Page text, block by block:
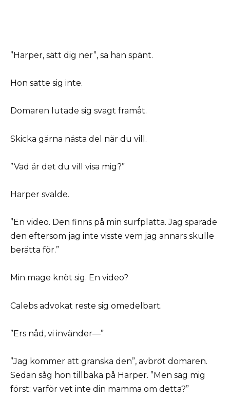
”Harper, sätt dig ner”, sa han spänt.
Hon satte sig inte.
Domaren lutade sig svagt framåt.
Skicka gärna nästa del när du vill.
”Vad är det du vill visa mig?”
Harper svalde.
”En video. Den finns på min surfplatta. Jag sparade
den eftersom jag inte visste vem jag annars skulle
berätta för.”
Min mage knöt sig. En video?
Calebs advokat reste sig omedelbart.
”Ers nåd, vi invänder—”
”Jag kommer att granska den”, avbröt domaren.
Sedan såg hon tillbaka på Harper. ”Men säg mig
först: varför vet inte din mamma om detta?”